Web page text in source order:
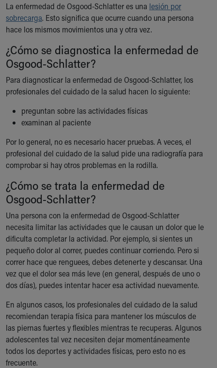
Health Information
Healthy Info, Healthy Kids
Inside Children's Blog
Family Library
Educational Resources
Injury Prevention
Medical Records
Skip to main content
La enfermedad de Osgood-Schlatter es una lesión por
sobrecarga. Esto significa que ocurre cuando una persona
hace los mismos movimientos una y otra vez.
¿Cómo se diagnostica la enfermedad de
Osgood-Schlatter?
Para diagnosticar la enfermedad de Osgood-Schlatter, los
profesionales del cuidado de la salud hacen lo siguiente:
preguntan sobre las actividades físicas
examinan al paciente
Por lo general, no es necesario hacer pruebas. A veces, el
profesional del cuidado de la salud pide una radiografía para
comprobar si hay otros problemas en la rodilla.
¿Cómo se trata la enfermedad de
Osgood-Schlatter?
Una persona con la enfermedad de Osgood-Schlatter
necesita limitar las actividades que le causan un dolor que le
dificulta completar la actividad. Por ejemplo, si sientes un
pequeño dolor al correr, puedes continuar corriendo. Pero si
correr hace que renguees, debes detenerte y descansar. Una
vez que el dolor sea más leve (en general, después de uno o
dos días), puedes intentar hacer esa actividad nuevamente.
En algunos casos, los profesionales del cuidado de la salud
recomiendan terapia física para mantener los músculos de
las piernas fuertes y flexibles mientras te recuperas. Algunos
adolescentes tal vez necesiten dejar momentáneamente
todos los deportes y actividades físicas, pero esto no es
frecuente.